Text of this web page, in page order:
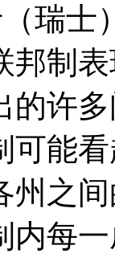
瑞士
邦制
的许
可能
州之
内每